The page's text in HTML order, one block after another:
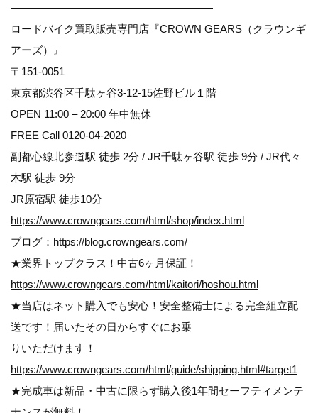
———————————————————
ロードバイク買取販売専門店『CROWN GEARS（クラウンギ
アーズ）』
〒151-0051
東京都渋谷区千駄ヶ谷3-12-15佐野ビル１階
OPEN 11:00 – 20:00 年中無休
FREE Call 0120-04-2020
副都心線北参道駅 徒歩 2分 / JR千駄ヶ谷駅 徒歩 9分 / JR代々
木駅 徒歩 9分
JR原宿駅 徒歩10分
https://www.crowngears.com/html/shop/index.html
ブログ：https://blog.crowngears.com/
★業界トップクラス！中古6ヶ月保証！
https://www.crowngears.com/html/kaitori/hoshou.html
★当店はネット購入でも安心！安全整備士による完全組立配
送です！届いたその日からすぐにお乗
りいただけます！
https://www.crowngears.com/html/guide/shipping.html#target1
★完成車は新品・中古に限らず購入後1年間セーフティメンテ